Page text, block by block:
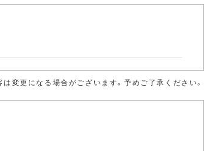
変更になる場合がございます。予めご了承ください。